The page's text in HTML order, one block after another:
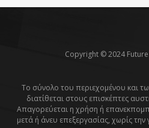
Copyright © 2024
Το σύνολο του περιεχομένου και
διατίθεται στους επισκέπτες
Απαγορεύεται η χρήση ή
μετά ή άνευ επεξεργασίας, χωρίς